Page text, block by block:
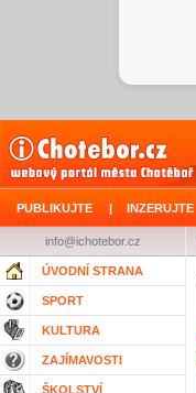
PUBLIKUJTE | INZERUJTE
info@ichotebor.cz
ÚVODNÍ STRANA
SPORT
KULTURA
ZAJÍMAVOSTI
ŠKOLSTVÍ